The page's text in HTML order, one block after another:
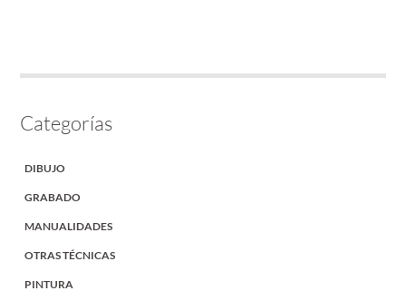
Categorías
DIBUJO
GRABADO
MANUALIDADES
OTRAS TÉCNICAS
PINTURA